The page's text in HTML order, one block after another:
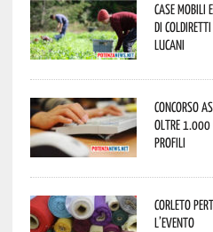
Case
di
lucani
Concorso
oltre 1.000
profili
Corleto
l’evento